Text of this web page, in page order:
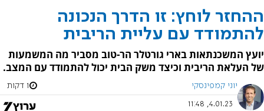
ההחזר לוחץ: זו הדרך הנכונה
להתמודד עם עליית הריבית
יועץ המשכנתאות בארי גורטלר הר-טוב מסביר מה המשמעות
של העלאת הריבית וכיצד משק הבית יכול להתמודד עם המצב.
יוני קמפינסקי 1 דקות
4.01.23, 11:48